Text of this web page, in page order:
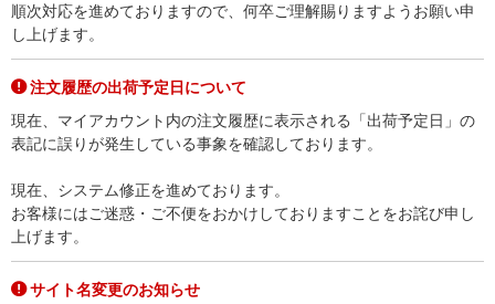
順次対応を進めておりますので、何卒ご理解賜りますようお願い申
し上げます。
注文履歴の出荷予定日について
現在、マイアカウント内の注文履歴に表示される「出荷予定日」の
表記に誤りが発生している事象を確認しております。
現在、システム修正を進めております。
お客様にはご迷惑・ご不便をおかけしておりますことをお詫び申し
上げます。
サイト名変更のお知らせ